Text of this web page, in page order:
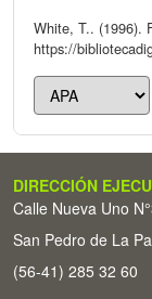
White, T.. (1996).
https://
DIRECCIÓN
Calle Nueva Uno
San Pedro de La
(56-41) 285 32 60